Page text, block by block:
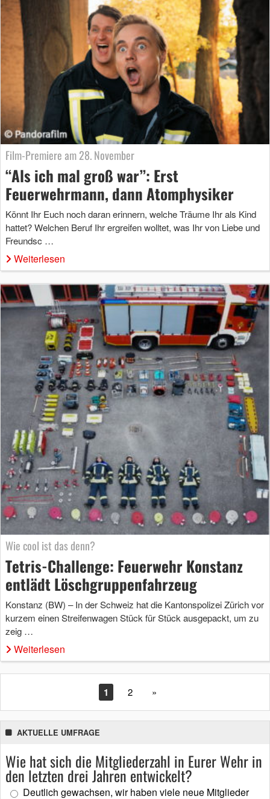
Film-Premiere am 28. November
“Als ich mal groß war”: Erst
Feuerwehrmann, dann Atomphysiker
Könnt Ihr Euch noch daran erinnern, welche Träume Ihr als Kind
hattet? Welchen Beruf Ihr ergreifen wolltet, was Ihr von Liebe und
Freundsc …
Weiterlesen
Wie cool ist das denn?
Tetris-Challenge: Feuerwehr Konstanz
entlädt Löschgruppenfahrzeug
Konstanz (BW) – In der Schweiz hat die Kantonspolizei Zürich vor
kurzem einen Streifenwagen Stück für Stück ausgepackt, um zu
zeig …
Weiterlesen
1 2 »
AKTUELLE UMFRAGE
Wie hat sich die Mitgliederzahl in Eurer Wehr in
den letzten drei Jahren entwickelt?
Deutlich gewachsen, wir haben viele neue Mitglieder